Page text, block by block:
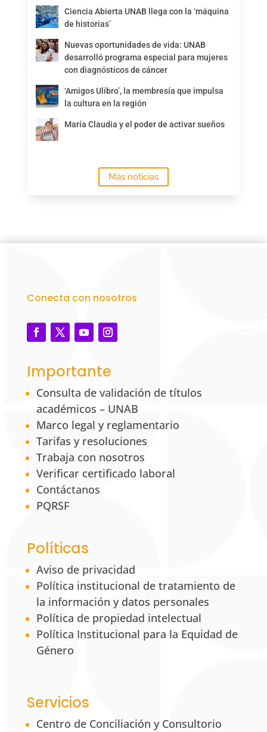
Ciencia Abierta UNAB llega con la ‘máquina
de historias’
Nuevas oportunidades de vida: UNAB
desarrolló programa especial para mujeres
con diagnósticos de cáncer
‘Amigos Ulibro’, la membresía que impulsa
la cultura en la región
María Claudia y el poder de activar sueños
Más noticias
Conecta con nosotros
Importante
Consulta de validación de títulos
académicos – UNAB
Marco legal y reglamentario
Tarifas y resoluciones
Trabaja con nosotros
Verificar certificado laboral
Contáctanos
PQRSF
Políticas
Aviso de privacidad
Política institucional de tratamiento de
la información y datos personales
Política de propiedad intelectual
Política Institucional para la Equidad de
Género
Servicios
Centro de Conciliación y Consultorio